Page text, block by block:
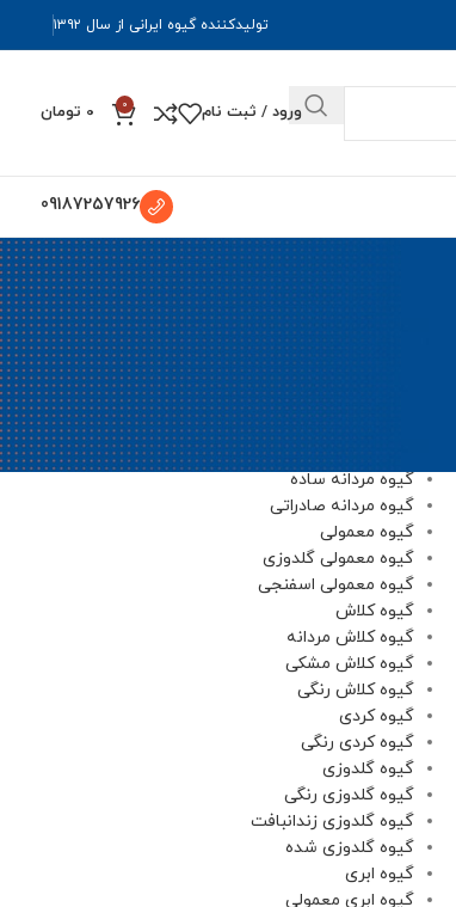
تولیدکننده گیوه ایرانی از سال ۱۳۹۲
ورود / ثبت نام 0
0 تومان
09187257926
گیوه قلاب باف ساده
گیوه قلاب بافی
گیوه مردانه ساده
گیوه مردانه صادراتی
گیوه معمولی
گیوه معمولی گلدوزی
گیوه معمولی اسفنجی
گیوه کلاش
گیوه کلاش مردانه
گیوه کلاش مشکی
گیوه کلاش رنگی
گیوه کردی
گیوه کردی رنگی
گیوه گلدوزی
گیوه گلدوزی رنگی
گیوه گلدوزی زندانبافت
گیوه گلدوزی شده
گیوه ابری
گیوه ابری معمولی